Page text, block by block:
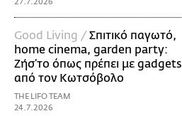
27.7.2026
Good Living /Σπιτικό παγωτό,
home cinema, garden party:
Ζήσ’το όπως πρέπει με gadgets
από τον Κωτσόβολο
THE LIFO TEAM
24.7.2026